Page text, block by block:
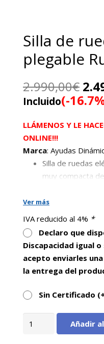
Silla de
plegable
2.990,00€ El
Incluido(-
LLÁMENOS Y LE
ONLINE!!!
Marca: Ayudas
Silla de ruedas
muy compacta
Reposabrazos
profundidad.
Respaldo
Basculación
Asiento
Ruedas de gran
Peso máximo
Silla de ruedas
Ver más
IVA reducido al 4% *
Declaro que
Discapacidad igual
acepto enviarles
la entrega del
Sin Certificado (+
Añadir